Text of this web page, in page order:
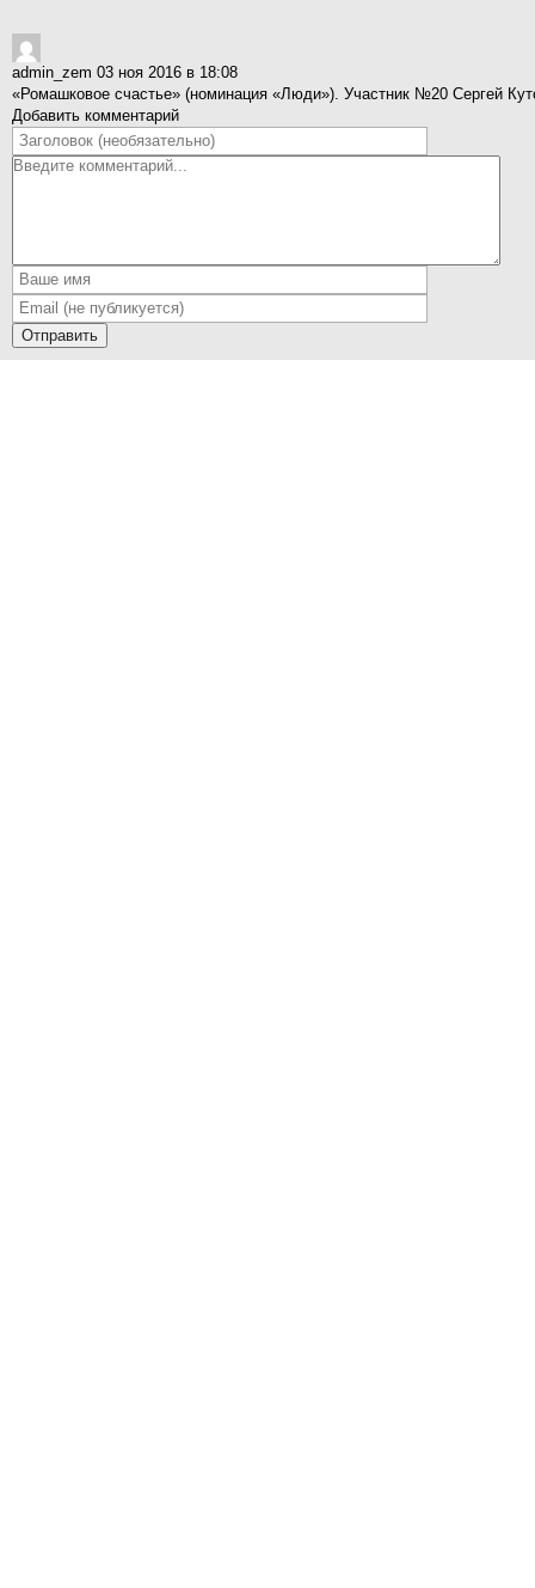
admin_zem 03 ноя 2016 в 18:08
«Ромашковое счастье» (номинация «Люди»). Участник №20 Сергей
Добавить комментарий
Отправить